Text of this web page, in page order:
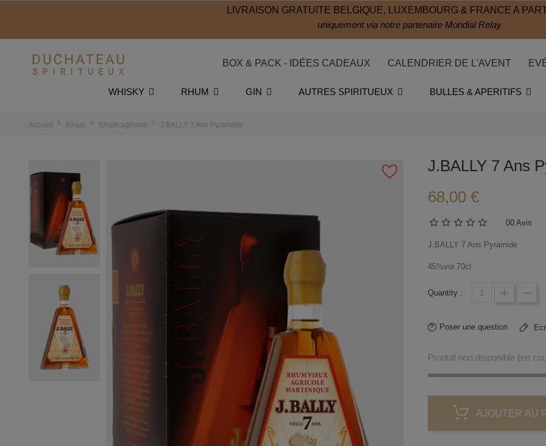
LIVRAISON GRATUITE BELGIQUE, LUXEMBOURG & FRANCE A
uniquement via notre partenaire Mondial Relay
BOX & PACK - IDÉES CADEAUX CALENDRIER DE L'AVENT
WHISKY RHUM GIN AUTRES SPIRITUEUX BULLES & APERITIFS
Accueil Rhum Rhum agricole J.BALLY 7 Ans Pyramide
J.BALLY 7 Ans
68,00 €
00 Avis
J.BALLY 7 Ans Pyramide
45%vol 70cl
Quantity :
Poser une question
Produit non disponible (en
AJOUTER AU